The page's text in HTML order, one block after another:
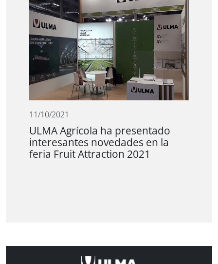
11/10/2021
ULMA Agrícola ha presentado
interesantes novedades en la
feria Fruit Attraction 2021